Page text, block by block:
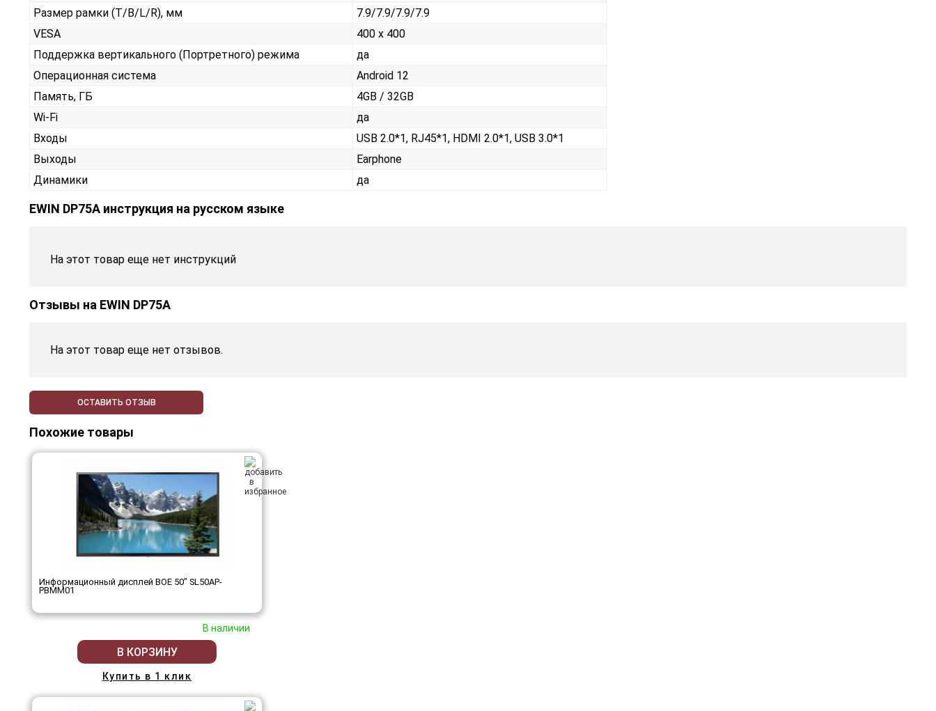
Размер рамки (T/B/L/R), мм
7.9/7.9/7.9/7.9
VESA
400 x 400
Поддержка вертикального (Портретного) режима
да
Операционная система
Android 12
Память, ГБ
4GB / 32GB
Wi-Fi
да
Входы
USB 2.0*1, RJ45*1, HDMI 2.0*1, USB 3.0*1
Выходы
Earphone
Динамики
да
EWIN DP75A инструкция на русском языке
На этот товар еще нет инструкций
Отзывы на EWIN DP75A
На этот товар еще нет отзывов.
ОСТАВИТЬ ОТЗЫВ
Похожие товары
Информационный дисплей BOE 50" SL50AP-
PBMM01
В наличии
В КОРЗИНУ
Купить в 1 клик